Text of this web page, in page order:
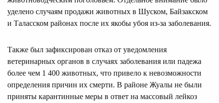
уделено случаям продажи животных в Шуском, Байзакском
и Таласском районах после их якобы убоя из-за заболевания.
Также был зафиксирован отказ от уведомления
ветеринарных органов в случаях заболевания или падежа
более чем 1 400 животных, что привело к невозможности
определения причин их смерти. В районе Жуалы не были
приняты карантинные меры в ответ на массовый лейкоз